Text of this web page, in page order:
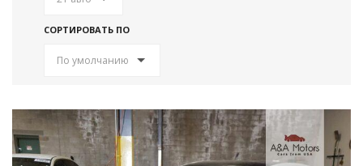
СОРТИРОВАТЬ ПО
По умолчанию